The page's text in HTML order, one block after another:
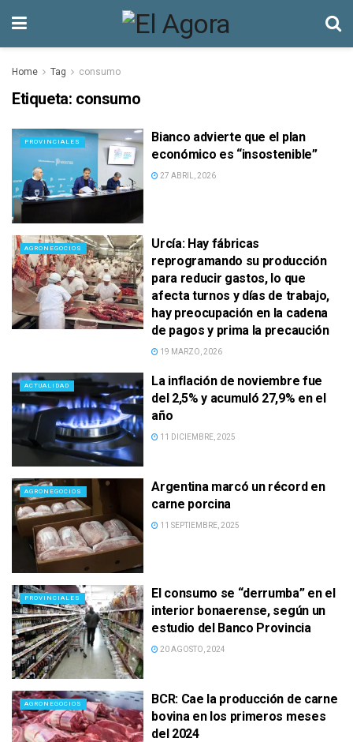
Home Tag consumo
Etiqueta: consumo
PROVINCIALES
Bianco advierte que el plan
económico es “insostenible”
27 ABRIL, 2026
AGRONEGOCIOS
Urcía: Hay fábricas
reprogramando su producción
para reducir gastos, lo que
afecta turnos y días de trabajo,
hay preocupación en la cadena
de pagos y prima la precaución
19 MARZO, 2026
ACTUALIDAD
La inflación de noviembre fue
del 2,5% y acumuló 27,9% en el
año
11 DICIEMBRE, 2025
AGRONEGOCIOS
Argentina marcó un récord en
carne porcina
11 SEPTIEMBRE, 2025
PROVINCIALES
El consumo se “derrumba” en el
interior bonaerense, según un
estudio del Banco Provincia
20 AGOSTO, 2024
AGRONEGOCIOS
BCR: Cae la producción de carne
bovina en los primeros meses
del 2024